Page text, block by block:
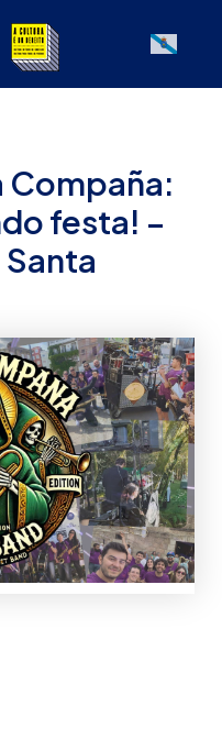
Galician
Compaña:
festa! –